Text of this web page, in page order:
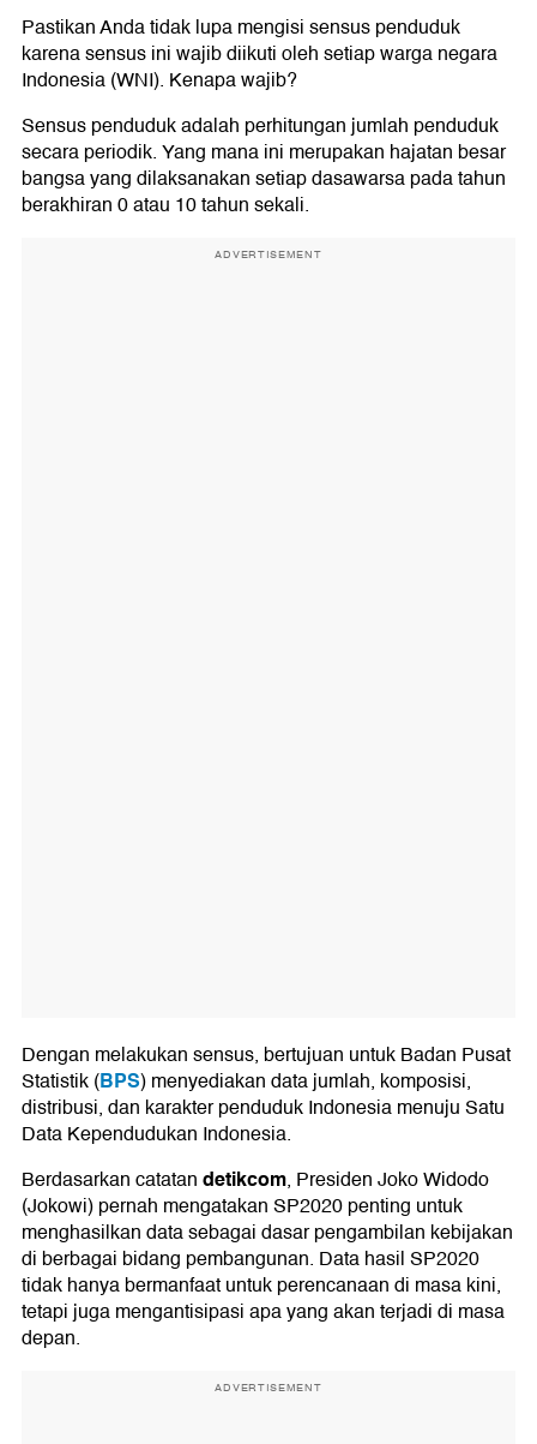
Pastikan Anda tidak lupa mengisi sensus penduduk
karena sensus ini wajib diikuti oleh setiap warga negara
Indonesia (WNI). Kenapa wajib?
Sensus penduduk adalah perhitungan jumlah penduduk
secara periodik. Yang mana ini merupakan hajatan besar
bangsa yang dilaksanakan setiap dasawarsa pada tahun
berakhiran 0 atau 10 tahun sekali.
ADVERTISEMENT
Dengan melakukan sensus, bertujuan untuk Badan Pusat
Statistik (BPS) menyediakan data jumlah, komposisi,
distribusi, dan karakter penduduk Indonesia menuju Satu
Data Kependudukan Indonesia.
Berdasarkan catatandetikcom, Presiden Joko Widodo
(Jokowi) pernah mengatakan SP2020 penting untuk
menghasilkan data sebagai dasar pengambilan kebijakan
di berbagai bidang pembangunan. Data hasil SP2020
tidak hanya bermanfaat untuk perencanaan di masa kini,
tetapi juga mengantisipasi apa yang akan terjadi di masa
depan.
ADVERTISEMENT